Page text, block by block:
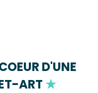
D'UNE
ART ★